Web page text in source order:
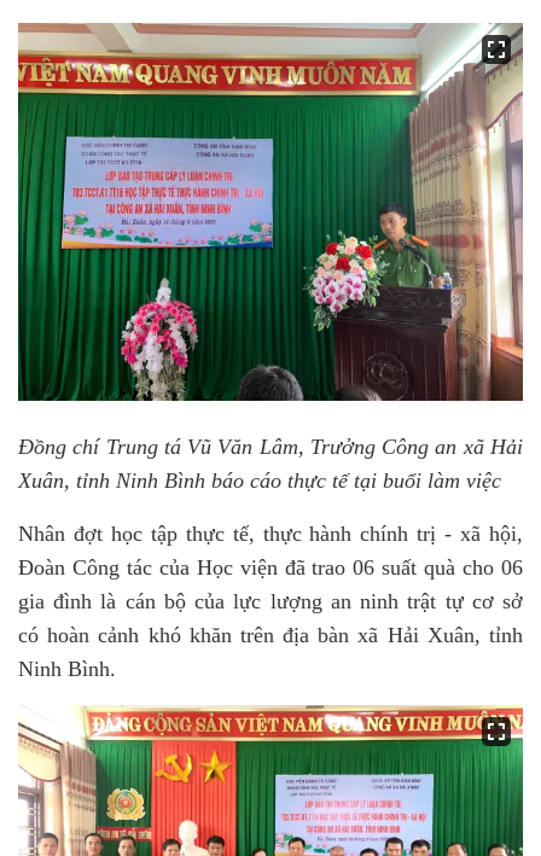
Đồng chí Trung tá Vũ Văn Lâm, Trưởng Công an xã Hải
Xuân, tỉnh Ninh Bình báo cáo thực tế tại buổi làm việc
Nhân đợt học tập thực tế, thực hành chính trị - xã hội,
Đoàn Công tác của Học viện đã trao 06 suất quà cho 06
gia đình là cán bộ của lực lượng an ninh trật tự cơ sở
có hoàn cảnh khó khăn trên địa bàn xã Hải Xuân, tỉnh
Ninh Bình.